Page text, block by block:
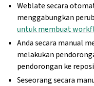
Weblate secara
menggabungkan
untuk membuat
Anda secara manual
melakukan
pendorongan ke
Seseorang secara